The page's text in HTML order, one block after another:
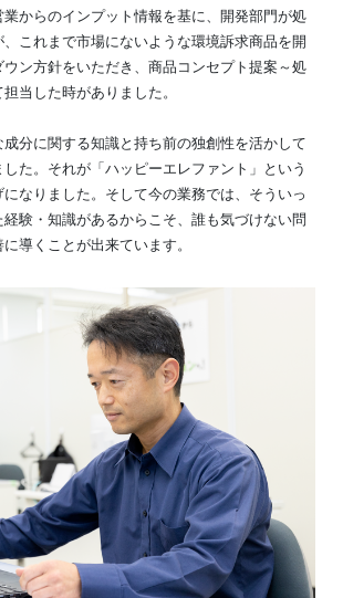
からのインプット情報を基に、開発部門が処
これまで市場にないような環境訴求商品を開
ン方針をいただき、商品コンセプト提案～処
当した時がありました。
分に関する知識と持ち前の独創性を活かして
た。それが「ハッピーエレファント」という
なりました。そして今の業務では、そういっ
験・知識があるからこそ、誰も気づけない問
導くことが出来ています。